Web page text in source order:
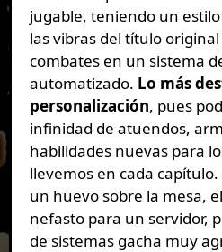
jugable, teniendo un
las vibras del título
combates en un sistema
automatizado. Lo más
personalización, pues
infinidad de atuendos,
habilidades nuevas para
llevemos en cada
un huevo sobre la mesa,
nefasto para un servidor,
de sistemas gacha muy